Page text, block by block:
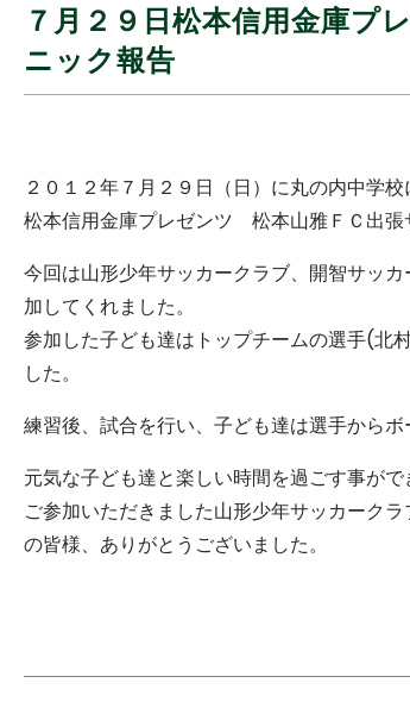
７月２９日松本信用金庫
ニック報告
２０１２年７月２９日（日）に丸の内中学校
松本信用金庫プレゼンツ 松本山雅ＦＣ出張
今回は山形少年サッカークラブ、開智サッ
加してくれました。
参加した子ども達はトップチームの選手(北
した。
練習後、試合を行い、子ども達は選手から
元気な子ども達と楽しい時間を過ごす事がで
ご参加いただきました山形少年サッカーク
の皆様、ありがとうございました。